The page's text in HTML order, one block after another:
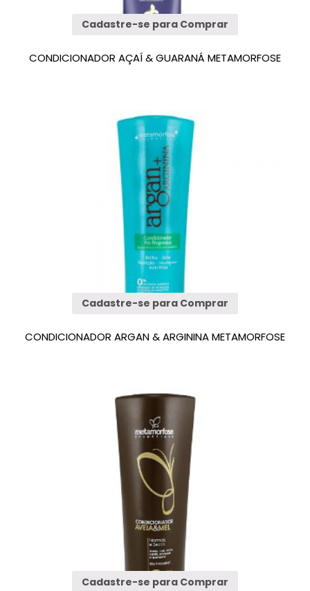
Cadastre-se para Comprar
CONDICIONADOR AÇAÍ & GUARANÁ METAMORFOSE
Cadastre-se para Comprar
CONDICIONADOR ARGAN & ARGININA METAMORFOSE
Cadastre-se para Comprar